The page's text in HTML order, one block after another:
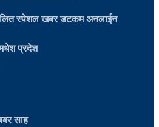
स्पेशल खबर डटकम अनलाईन
प्रदेश
साह